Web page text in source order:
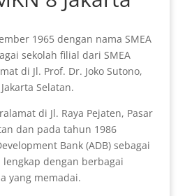
1965 dengan nama SMEA
sekolah filial dari SMEA
di Jl. Prof. Dr. Joko Sutono,
Selatan.
di Jl. Raya Pejaten, Pasar
dan pada tahun 1986
Bank (ADB) sebagai
dengan berbagai
yang memadai.